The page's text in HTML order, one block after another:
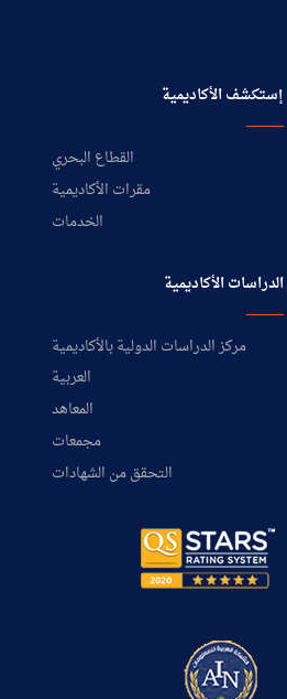
10.6.6 Support for
underrepresented groups
10.6.7 Accessible facilities
10.6.8 Disability support
services
10.6.9 Disability access
10.6.10 Disability
Policy
إستكشف الأكاديمية
القطاع البحري
مقرات الأكاديمية
الخدمات
الدراسات الأكاديمية
مركز الدراسات الدولية بالأكاديمية
العربية
المعاهد
مجمعات
التحقق من الشهادات